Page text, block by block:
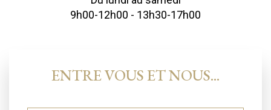
9h00-12h00 - 13h30-17h00
ENTRE VOUS ET NOUS...